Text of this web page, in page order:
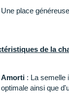
Une place
de la
Amorti: La semelle
optimale ainsi que